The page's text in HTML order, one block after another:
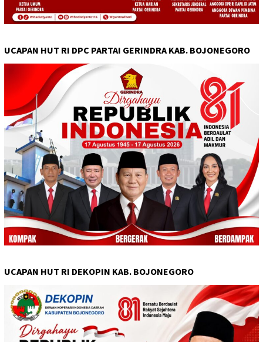
UCAPAN HUT RI DPC PARTAI GERINDRA KAB. BOJONEGORO
UCAPAN HUT RI DEKOPIN KAB. BOJONEGORO